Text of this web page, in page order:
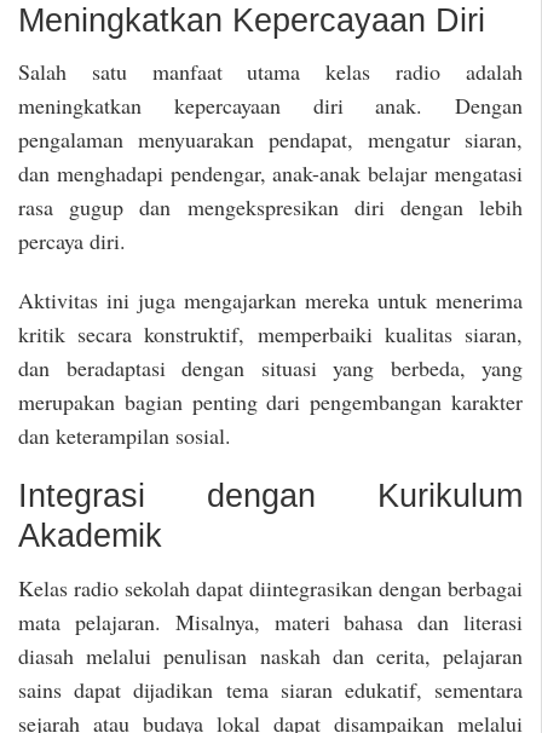
Meningkatkan Kepercayaan Diri
Salah satu manfaat utama kelas radio adalah
meningkatkan kepercayaan diri anak. Dengan
pengalaman menyuarakan pendapat, mengatur siaran,
dan menghadapi pendengar, anak-anak belajar mengatasi
rasa gugup dan mengekspresikan diri dengan lebih
percaya diri.
Aktivitas ini juga mengajarkan mereka untuk menerima
kritik secara konstruktif, memperbaiki kualitas siaran,
dan beradaptasi dengan situasi yang berbeda, yang
merupakan bagian penting dari pengembangan karakter
dan keterampilan sosial.
Integrasi dengan Kurikulum
Akademik
Kelas radio sekolah dapat diintegrasikan dengan berbagai
mata pelajaran. Misalnya, materi bahasa dan literasi
diasah melalui penulisan naskah dan cerita, pelajaran
sains dapat dijadikan tema siaran edukatif, sementara
sejarah atau budaya lokal dapat disampaikan melalui